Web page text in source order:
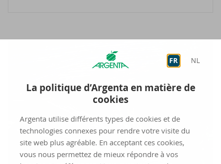
FR NL
La politique d’Argenta en matière de
cookies
Argenta utilise différents types de cookies et de
technologies connexes pour rendre votre visite du
site web plus agréable. En acceptant ces cookies,
vous nous permettez de mieux répondre à vos